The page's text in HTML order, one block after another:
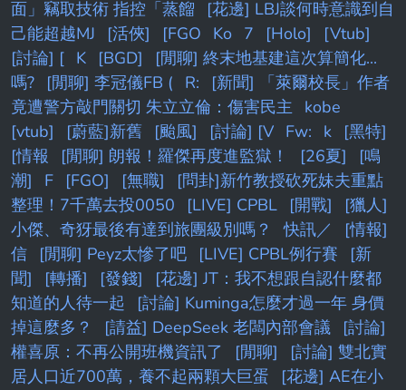
面」竊取技術 指控「蒸餾
[花邊] LBJ談何時意識到自
己能超越MJ
[活俠] [FGO Ko 7 [Holo]
[Vtub]
[討論] [ K [BGD]
[閒聊] 終末地基建這次算簡化...
嗎?
[閒聊] 李冠儀FB ( R:
[新聞] 「萊爾校長」作者
竟遭警方敲門關切 朱立立倫：傷害民主 kobe
[vtub]
[蔚藍]新舊 [颱風] [討論] [V Fw: k
[黑特]
[情報
[閒聊] 朗報！羅傑再度進監獄！ [26夏]
[鳴
潮]
F [FGO] [無職]
[問卦]新竹教授砍死妹夫重點
整理！7千萬去投0050
[LIVE] CPBL [開戰]
[獵人]
小傑、奇犽最後有達到旅團級別嗎？
快訊／
[情報]
信
[閒聊] Peyz太慘了吧 [LIVE] CPBL例行賽
[新
聞]
[轉播] [發錢]
[花邊] JT：我不想跟自認什麼都
知道的人待一起
[討論] Kuminga怎麼才過一年 身價
掉這麼多？
[請益] DeepSeek 老闆內部會議
[討論]
權喜原：不再公開班機資訊了
[閒聊]
[討論] 雙北實
居人口近700萬，養不起兩顆大巨蛋
[花邊] AE在小